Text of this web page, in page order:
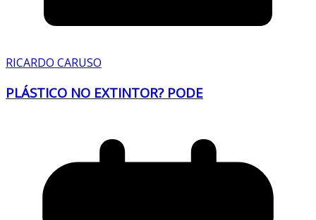
RICARDO CARUSO
PLÁSTICO NO EXTINTOR? PODE